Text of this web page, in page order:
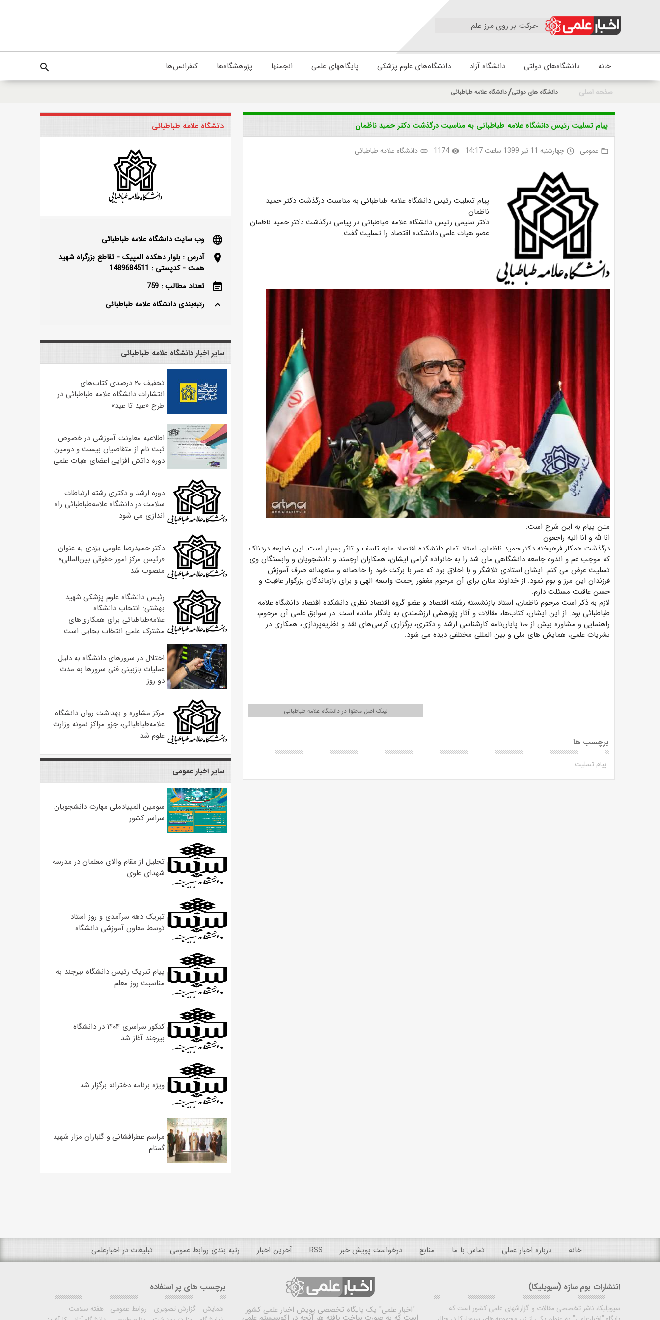
حرکت بر روی مرز علم
خانه دانشگاه‌های دولتی دانشگاه آزاد دانشگاه‌های علوم پزشکی پایگاههای علمی انجمنها پژوهشگاه‌ها کنفرانس‌ها search
صفحه اصلی دانشگاه های دولتی دانشگاه علامه طباطبائی
پیام تسلیت رئیس دانشگاه علامه طباطبائی به مناسبت درگذشت دکتر حمید ناظمان
folder_open عمومی access_time چهارشنبه 11 تیر 1399 ساعت 14:17 visibility
1174
link دانشگاه علامه طباطبائی
پیام تسلیت رئیس دانشگاه علامه طباطبائی به مناسبت درگذشت دکتر حمید
ناظمان
دکتر سلیمی رئیس دانشگاه علامه طباطبائی در پیامی درگذشت دکتر حمید ناظمان
عضو هیات علمی دانشکده اقتصاد را تسلیت گفت.
متن پیام به این شرح است:
انا لله و انا الیه راجعون
درگذشت همکار فرهیخته دکتر حمید ناظمان، استاد تمام دانشکده اقتصاد مایه تاسف و تاثر بسیار است. این ضایعه دردناک
که موجب غم و اندوه جامعه دانشگاهی مان شد را به خانواده گرامی ایشان، همکاران ارجمند و دانشجویان و وابستگان وی
تسلیت عرض می کنم. ایشان استادی تلاشگر و با اخلاق بود که عمر با برکت خود را خالصانه و متعهدانه صرف آموزش
فرزندان این مرز و بوم نمود. از خداوند منان برای آن مرحوم مغفور رحمت واسعه الهی و برای بازماندگان بزرگوار عافیت و
حسن عاقبت مسئلت دارم.
لازم به ذکر است مرحوم ناظمان، استاد بازنشسته رشته اقتصاد و عضو گروه اقتصاد نظری دانشکده اقتصاد دانشگاه علامه
طباطبائی بود. از این ایشان، کتاب‌ها، مقالات و آثار پژوهشی ارزشمندی به یادگار مانده است. در سوابق علمی آن مرحوم،
راهنمایی و مشاوره بیش از ۱۰۰ پایان‌نامه کارشناسی ارشد و دکتری، برگزاری کرسی‌های نقد و نظریه‌پردازی، همکاری در
نشریات علمی، همایش های ملی و بین المللی مختلفی دیده می شود.
لینک اصل محتوا در دانشگاه علامه طباطبائی
برچسب ها
پیام تسلیت
دانشگاه علامه طباطبائی
language
وب سایت دانشگاه علامه طباطبائی
location_on
آدرس : بلوار دهکده المپیک - تقاطع بزرگراه شهید
همت - کدپستی : 1489684511
event_note
تعداد مطالب : 759
keyboard_arrow_up
رتبه‌بندی دانشگاه علامه طباطبائی
سایر اخبار دانشگاه علامه طباطبائی
تخفیف ۲۰ درصدی کتاب‌های
انتشارات دانشگاه علامه طباطبائی در
طرح «عید تا عید»
اطلاعیه معاونت آموزشی در خصوص
ثبت نام از متقاضیان بیست و دومین
دوره داتش افزایی اعضای هیات علمی
دوره ارشد و دکتری رشته ارتباطات
سلامت در دانشگاه علامه‌طباطبائی راه
اندازی می شود
دکتر حمیدرضا علومی یزدی به عنوان
«رئیس مرکز امور حقوقی بین‌المللی»
منصوب شد
رئیس دانشگاه علوم پزشکی شهید
بهشتی: انتخاب دانشگاه
علامه‌طباطبائی برای همکاری‌های
مشترک علمی انتخاب بجایی است
اختلال در سرورهای دانشگاه به دلیل
عملیات بازبینی فنی سرورها به مدت
دو روز
مرکز مشاوره و بهداشت روان دانشگاه
علامه‌طباطبائی، جزو مراکز نمونه وزارت
علوم شد
سایر اخبار عمومی
سومین المپیادملی مهارت دانشجویان
سراسر کشور
تجلیل از مقام والای معلمان در مدرسه
شهدای علوی
تبریک دهه سرآمدی و روز استاد
توسط معاون آموزشی دانشگاه
پیام تبریک رئیس دانشگاه بیرجند به
مناسبت روز معلم
کنکور سراسری ۱۴۰۴ در دانشگاه
بیرجند آغاز شد
ویژه برنامه دخترانه برگزار شد
مراسم عطرافشانی و گلباران مزار شهید
گمنام
خانه درباره اخبار عملی تماس با ما منابع درخواست پویش خبر RSS آخرین اخبار رتبه بندی روابط عمومی تبلیغات در اخبارعلمی
انتشارات بوم سازه (سیویلیکا)
سیویلیکا، ناشر تخصصی مقالات و گزارشهای علمی کشور است که
"اخبار علمی" یک پایگاه تخصصی پویش اخبار علمی کشور
است که به صورت ساخت یافته هر آنچه در اکوسیستم علمی
برچسب های پر استفاده
همایش گزارش تصویری روابط عمومی
هفته سلامت